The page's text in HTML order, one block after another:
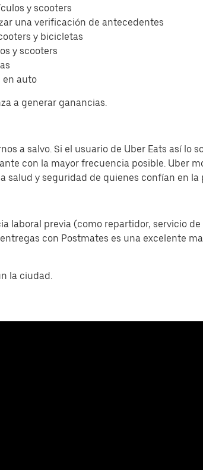
y scooters
una verificación de antecedentes
y bicicletas
y scooters
en auto
a generar ganancias.
a salvo. Si el usuario de Uber Eats así lo
con la mayor frecuencia posible. Uber
salud y seguridad de quienes confían en la
laboral previa (como repartidor, servicio
con Postmates es una excelente
la ciudad.